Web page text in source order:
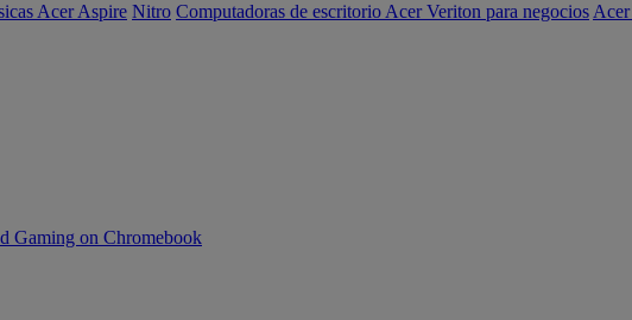
Acer Aspire Nitro Computadoras de escritorio Acer Veriton para negocios
Gaming on Chromebook